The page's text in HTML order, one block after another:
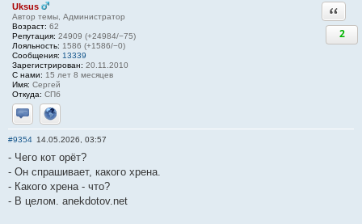
Uksus
Автор темы, Администратор
Возраст: 62
Репутация: 24909 (+24984/−75)
Лояльность: 1586 (+1586/−0)
Сообщения: 13339
Зарегистрирован: 20.11.2010
С нами: 15 лет 8 месяцев
Имя: Сергей
Откуда: СПб
Отправить личное сообщение
Сайт
2
#9354 14.05.2026, 03:57
- Чего кот орёт?
- Он спрашивает, какого хрена.
- Какого хрена - что?
- В целом. anekdotov.net